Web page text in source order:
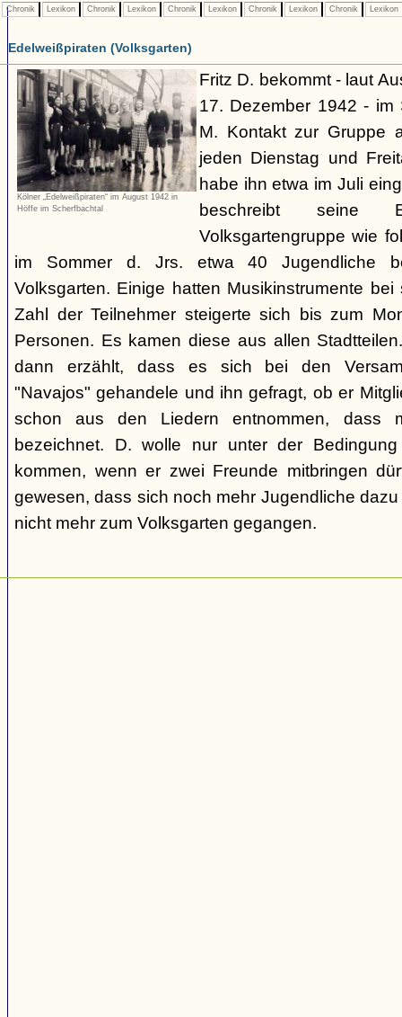
Chronik Lexikon Chronik Lexikon Chronik Lexikon Chronik Lexikon Chronik Lexikon
Edelweißpiraten (Volksgarten)
Kölner „Edelweißpiraten“ im August 1942 in
Höffe im Scherfbachtal
Fritz D. bekommt - laut
17. Dezember 1942 - im
M. Kontakt zur Gruppe
jeden Dienstag und
habe ihn etwa im Juli
beschreibt seine
Volksgartengruppe wie
im Sommer d. Jrs. etwa 40 Jugendliche
Volksgarten. Einige hatten Musikinstrumente
Zahl der Teilnehmer steigerte sich bis zum
Personen. Es kamen diese aus allen
dann erzählt, dass es sich bei den
"Navajos" gehandele und ihn gefragt, ob er
schon aus den Liedern entnommen, dass
bezeichnet. D. wolle nur unter der
kommen, wenn er zwei Freunde mitbringen
gewesen, dass sich noch mehr Jugendliche
nicht mehr zum Volksgarten gegangen.